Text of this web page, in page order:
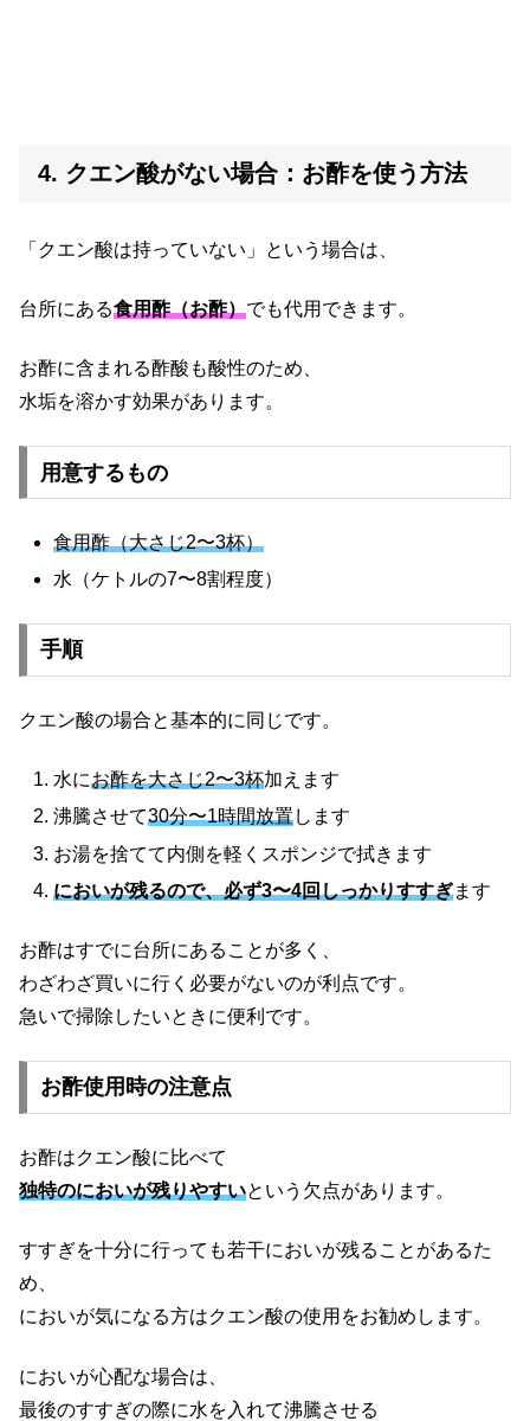
4. クエン酸がない場合：お酢を使う方法
「クエン酸は持っていない」という場合は、
台所にある食用酢（お酢）でも代用できます。
お酢に含まれる酢酸も酸性のため、
水垢を溶かす効果があります。
用意するもの
食用酢（大さじ2〜3杯）
水（ケトルの7〜8割程度）
手順
クエン酸の場合と基本的に同じです。
水にお酢を大さじ2〜3杯加えます
沸騰させて30分〜1時間放置します
お湯を捨てて内側を軽くスポンジで拭きます
においが残るので、必ず3〜4回しっかりすすぎます
お酢はすでに台所にあることが多く、
わざわざ買いに行く必要がないのが利点です。
急いで掃除したいときに便利です。
お酢使用時の注意点
お酢はクエン酸に比べて
独特のにおいが残りやすいという欠点があります。
すすぎを十分に行っても若干においが残ることがあるた
め、
においが気になる方はクエン酸の使用をお勧めします。
においが心配な場合は、
最後のすすぎの際に水を入れて沸騰させる